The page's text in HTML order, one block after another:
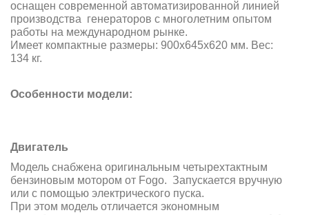
оснащен современной автоматизированной линией
производства генераторов с многолетним опытом
работы на международном рынке.
Имеет компактные размеры: 900x645x620 мм. Вес:
134 кг.
Особенности модели:
Двигатель
Модель снабжена оригинальным четырехтактным
бензиновым мотором от Fogo. Запускается вручную
или с помощью электрического пуска.
При этом модель отличается экономным